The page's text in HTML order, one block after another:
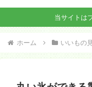
当サイトは
ホーム いいもの